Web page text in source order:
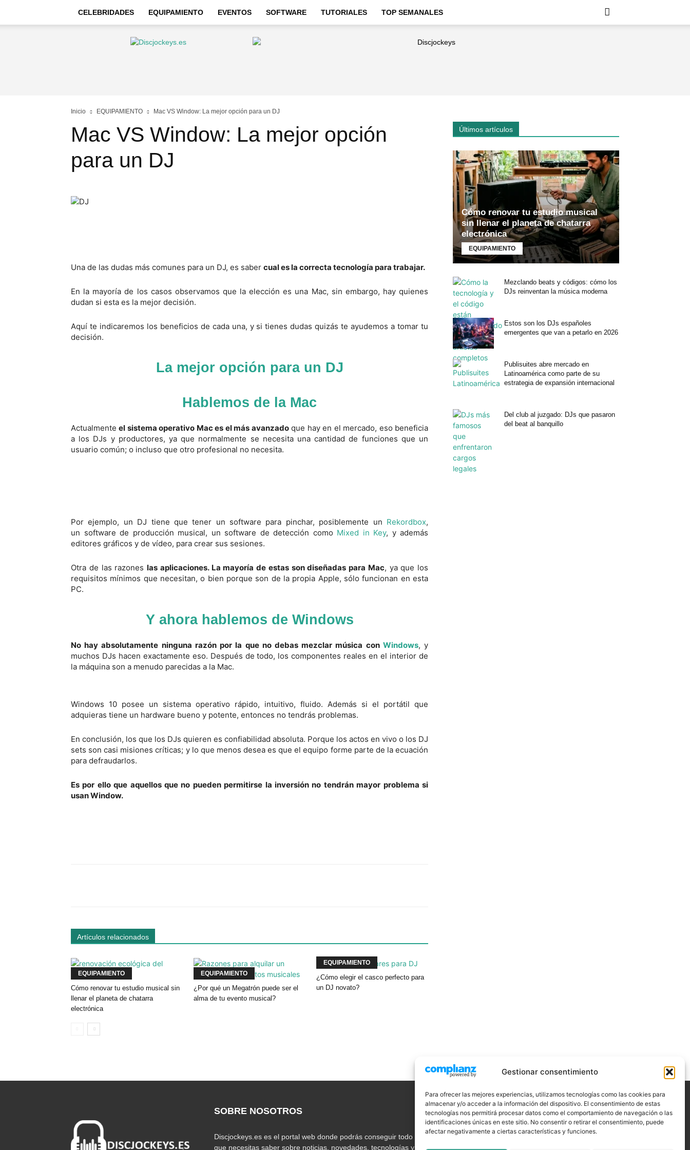
Gestionar consentimiento
Para ofrecer las mejores experiencias, utilizamos tecnologías como las cookies para
almacenar y/o acceder a la información del dispositivo. El consentimiento de estas
tecnologías nos permitirá procesar datos como el comportamiento de navegación o las
identificaciones únicas en este sitio. No consentir o retirar el consentimiento, puede
afectar negativamente a ciertas características y funciones.
CELEBRIDADES EQUIPAMIENTO EVENTOS SOFTWARE TUTORIALES TOP SEMANALES
Discjockeys
Inicio EQUIPAMIENTO Mac VS Window: La mejor opción para un DJ
Mac VS Window: La mejor opción
para un DJ
Una de las dudas más comunes para un DJ, es saber cual es la correcta tecnología para trabajar.
En la mayoría de los casos observamos que la elección es una Mac, sin embargo, hay quienes
dudan si esta es la mejor decisión.
Aquí te indicaremos los beneficios de cada una, y si tienes dudas quizás te ayudemos a tomar tu
decisión.
La mejor opción para un DJ
Hablemos de la Mac
Actualmenteel sistema operativo Mac es el más avanzadoque hay en el mercado, eso beneficia
a los DJs y productores, ya que normalmente se necesita una cantidad de funciones que un
usuario común; o incluso que otro profesional no necesita.
Por ejemplo, un DJ tiene que tener un software para pinchar, posiblemente un Rekordbox,
un software de producción musical, un software de detección como Mixed in Key, y además
editores gráficos y de vídeo, para crear sus sesiones.
Otra de las razones las aplicaciones. La mayoría de estas son diseñadas para Mac, ya que los
requisitos mínimos que necesitan, o bien porque son de la propia Apple, sólo funcionan en esta
PC.
Y ahora hablemos de Windows
No hay absolutamente ninguna razón por la que no debas mezclar música con Windows, y
muchos DJs hacen exactamente eso. Después de todo, los componentes reales en el interior de
la máquina son a menudo parecidas a la Mac.
Windows 10 posee un sistema operativo rápido, intuitivo, fluido. Además si el portátil que
adquieras tiene un hardware bueno y potente, entonces no tendrás problemas.
En conclusión, los que los DJs quieren es confiabilidad absoluta. Porque los actos en vivo o los DJ
sets son casi misiones críticas; y lo que menos desea es que el equipo forme parte de la ecuación
para defraudarlos.
Es por ello que aquellos que no pueden permitirse la inversión no tendrán mayor problema si
usan Window.
Artículos relacionados
EQUIPAMIENTO
Cómo renovar tu estudio musical sin
llenar el planeta de chatarra
electrónica
EQUIPAMIENTO
¿Por qué un Megatrón puede ser el
alma de tu evento musical?
EQUIPAMIENTO
¿Cómo elegir el casco perfecto para
un DJ novato?
Últimos artículos
Cómo renovar tu estudio musical
sin llenar el planeta de chatarra
electrónica
EQUIPAMIENTO
Mezclando beats y códigos: cómo los
DJs reinventan la música moderna
Estos son los DJs españoles
emergentes que van a petarlo en 2026
Publisuites abre mercado en
Latinoamérica como parte de su
estrategia de expansión internacional
Del club al juzgado: DJs que pasaron
del beat al banquillo
SOBRE NOSOTROS
Discjockeys.es es el portal web donde podrás conseguir todo lo
que necesitas saber sobre noticias, novedades, tecnologías y
SÍGUENOS